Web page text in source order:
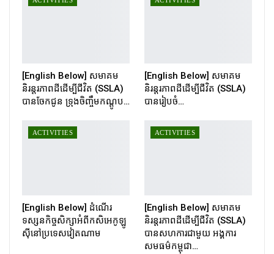
[English Below] សមាគម
និរន្តរភាពដីដើម្បីជីវិត (SSLA)
បានចែកជូន ទ្រុងចិញ្ចឹមកណ្ដូប…
[English Below] សមាគម
និរន្តរភាពដីដើម្បីជីវិត (SSLA)
បានរៀបចំ…
ACTIVITIES
[English Below] ដំណើរ
ទស្សនកិច្ចសិក្សាអំពីកសិអេកូឡូ
ស៊ីនៅប្រទេសវៀតណាម
ACTIVITIES
[English Below] សមាគម
និរន្តរភាពដីដើម្បីជីវិត (SSLA)
បានសហការជាមួយ អង្គការ
សមធម៌កម្ពុជា…